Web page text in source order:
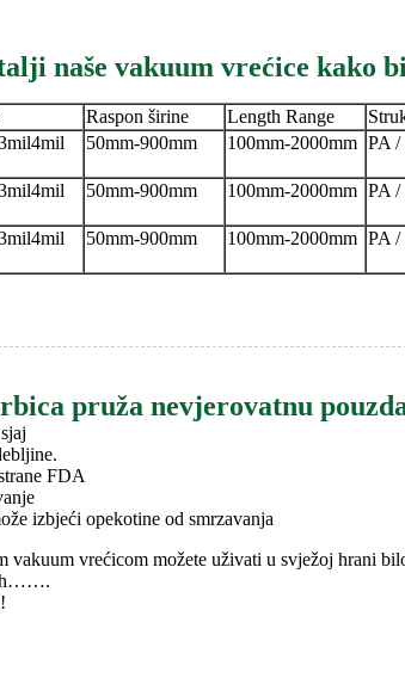
naše vakuum vrećice kako
Raspon širine Length Range
4mil
50mm-900mm 100mm-2000mm PA /
4mil
50mm-900mm 100mm-2000mm PA
4mil
50mm-900mm 100mm-2000mm PA /
pruža nevjerovatnu
FDA
izbjeći opekotine od smrzavanja
vakuum vrećicom možete uživati ​​u svježoj hrani